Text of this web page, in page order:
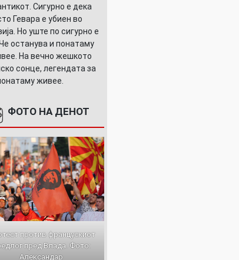
Сигурно е дека
Гевара е убиен во
Но уште по сигурно е
останува и понатаму
На вечно жешкото
сонце, легендата за
живее.
ФОТО НА ДЕНОТ
против францускиот
пред Влада. Фото:
Александар